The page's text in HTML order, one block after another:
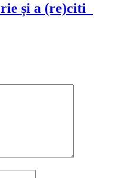
și a (re)citi